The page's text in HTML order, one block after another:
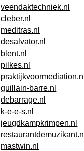
veendaktechniek.nl
cleber.nl
meditras.nl
desalvator.nl
blent.nl
pilkes.nl
praktijkvoormediation.nl
guillain-barre.nl
debarrage.nl
k-e-e-s.nl
jeugdkampkrimpen.nl
restaurantdemuzikant.nl
mastwin.nl